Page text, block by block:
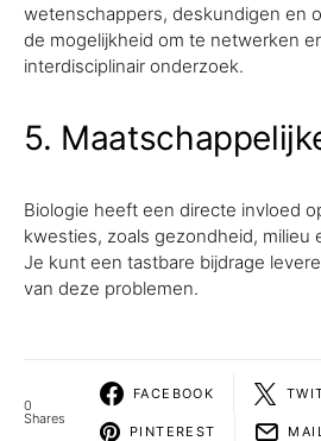
wetenschappers, deskundigen en
de mogelijkheid om te netwerken
interdisciplinair onderzoek.
5.
Biologie heeft een directe invloed
kwesties, zoals gezondheid, milieu
Je kunt een tastbare bijdrage
van deze problemen.
0
Shares
FACEBOOK
PINTEREST MAIL